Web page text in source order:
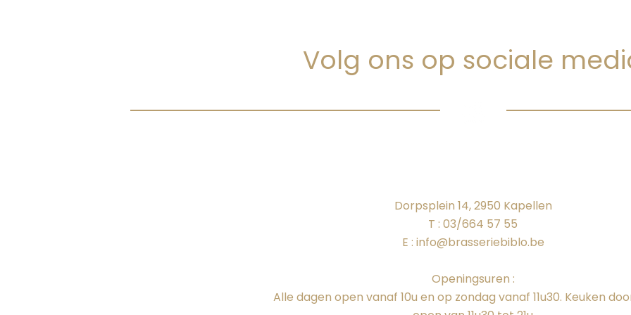
Volg ons op sociale
Dorpsplein 14, 2950 Kapellen
T : 03/664 57 55
E : info@brasseriebiblo.be
Openingsuren :
Alle dagen open vanaf 10u en op zondag vanaf 11u30. Keuken